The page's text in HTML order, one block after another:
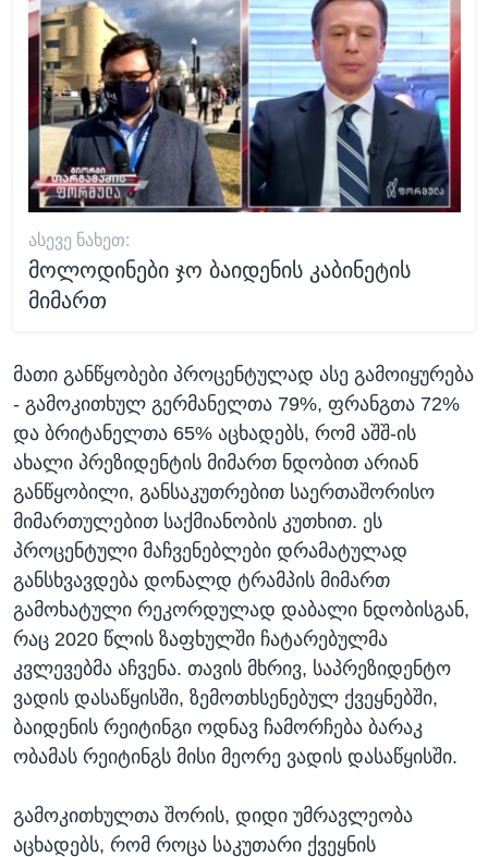
ᲐᲡᲔᲕᲔ ᲜᲐᲮᲔᲗ:
მოლოდინები ჯო ბაიდენის კაბინეტის
მიმართ
მათი განწყობები პროცენტულად ასე გამოიყურება
- გამოკითხულ გერმანელთა 79%, ფრანგთა 72%
და ბრიტანელთა 65% აცხადებს, რომ აშშ-ის
ახალი პრეზიდენტის მიმართ ნდობით არიან
განწყობილი, განსაკუთრებით საერთაშორისო
მიმართულებით საქმიანობის კუთხით. ეს
პროცენტული მაჩვენებლები დრამატულად
განსხვავდება დონალდ ტრამპის მიმართ
გამოხატული რეკორდულად დაბალი ნდობისგან,
რაც 2020 წლის ზაფხულში ჩატარებულმა
კვლევებმა აჩვენა. თავის მხრივ, საპრეზიდენტო
ვადის დასაწყისში, ზემოთხსენებულ ქვეყნებში,
ბაიდენის რეიტინგი ოდნავ ჩამორჩება ბარაკ
ობამას რეიტინგს მისი მეორე ვადის დასაწყისში.
გამოკითხულთა შორის, დიდი უმრავლეობა
აცხადებს, რომ როცა საკუთარი ქვეყნის